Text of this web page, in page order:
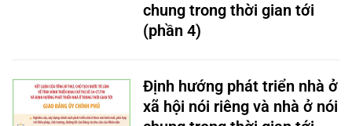
chung trong thời gian tới
(phần 4)
Định hướng phát triển nhà ở
xã hội nói riêng và nhà ở nói